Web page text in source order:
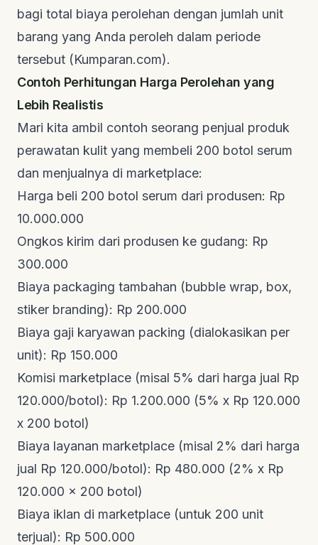
bagi total biaya perolehan dengan jumlah unit
barang yang Anda peroleh dalam periode
tersebut (Kumparan.com).
Contoh Perhitungan Harga Perolehan yang
Lebih Realistis
Mari kita ambil contoh seorang penjual produk
perawatan kulit yang membeli 200 botol serum
dan menjualnya di marketplace:
Harga beli 200 botol serum dari produsen: Rp
10.000.000
Ongkos kirim dari produsen ke gudang: Rp
300.000
Biaya packaging tambahan (bubble wrap, box,
stiker branding): Rp 200.000
Biaya gaji karyawan packing (dialokasikan per
unit): Rp 150.000
Komisi marketplace (misal 5% dari harga jual Rp
120.000/botol): Rp 1.200.000 (5% x Rp 120.000
x 200 botol)
Biaya layanan marketplace (misal 2% dari harga
jual Rp 120.000/botol): Rp 480.000 (2% x Rp
120.000 x 200 botol)
Biaya iklan di marketplace (untuk 200 unit
terjual): Rp 500.000